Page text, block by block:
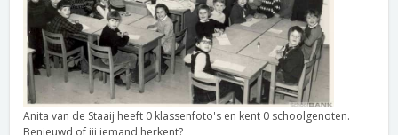
Anita van de Staaij heeft 0 klassenfoto's en kent 0 schoolgenoten.
Benieuwd of jij iemand herkent?